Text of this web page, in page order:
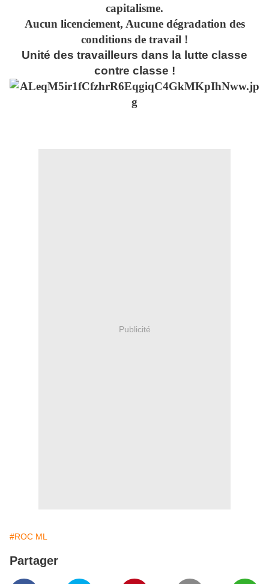
capitalisme.
Aucun licenciement, Aucune dégradation des
conditions de travail !
Unité des travailleurs dans la lutte classe
contre classe !
Publicité
#ROC ML
Partager